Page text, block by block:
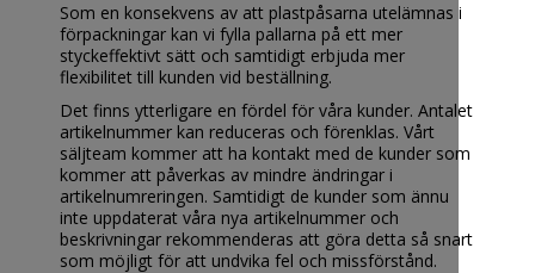
Som en konsekvens av att plastpåsarna utelämnas i
förpackningar kan vi fylla pallarna på ett mer
styckeffektivt sätt och samtidigt erbjuda mer
flexibilitet till kunden vid beställning.
Det finns ytterligare en fördel för våra kunder. Antalet
artikelnummer kan reduceras och förenklas. Vårt
säljteam kommer att ha kontakt med de kunder som
kommer att påverkas av mindre ändringar i
artikelnumreringen. Samtidigt de kunder som ännu
inte uppdaterat våra nya artikelnummer och
beskrivningar rekommenderas att göra detta så snart
som möjligt för att undvika fel och missförstånd.